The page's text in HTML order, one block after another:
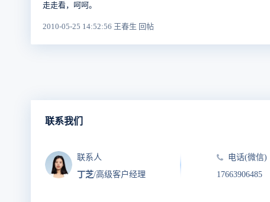
走走看，呵呵。
2010-05-25 14:52:56 王春生 回帖
联系我们
联系人
丁芝/高级客户经理
电话(微信)
17663906485